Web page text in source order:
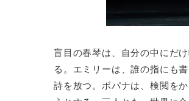
盲目の春琴は、自分の中にだ
る。エミリーは、誰の指にも
詩を放つ。ボパナは、検閲を